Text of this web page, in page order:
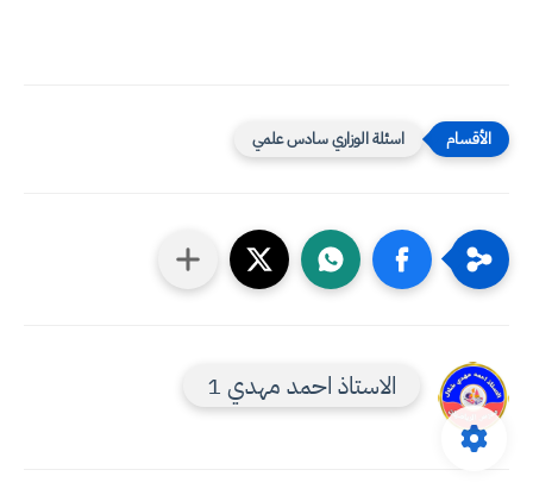
اسئلة الوزاري سادس علمي
الاستاذ احمد مهدي 1